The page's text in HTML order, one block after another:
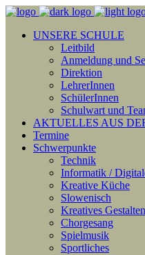
UNSERE SCHULE
Leitbild
Anmeldung und
Direktion
LehrerInnen
SchülerInnen
Schulwart und
AKTUELLES AUS
Termine
Schwerpunkte
Technik
Informatik /
Kreative Küche
Slowenisch
Kreatives Gestalten
Chorgesang
Spielmusik
Sportliches